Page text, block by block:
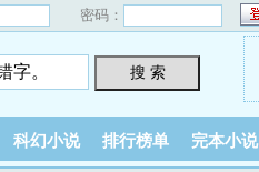
密码：
搜 索
科幻小说 排行榜单 完本小说